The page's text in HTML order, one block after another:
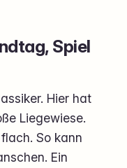
Spiel
Hier hat
Liegewiese.
So kann
Ein